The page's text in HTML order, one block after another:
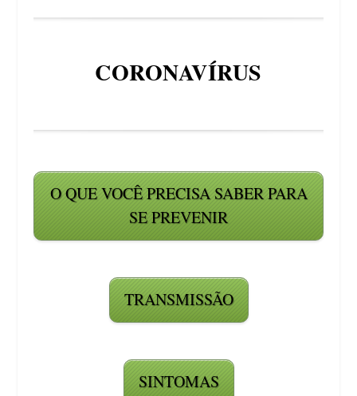
CORONAVÍRUS
O QUE VOCÊ PRECISA SABER PARA
SE PREVENIR
TRANSMISSÃO
SINTOMAS